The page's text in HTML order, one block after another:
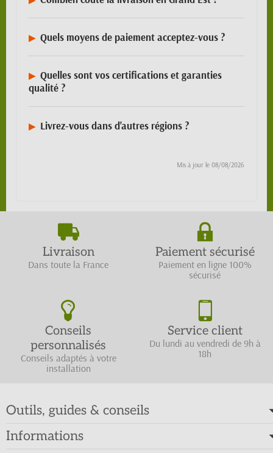
Quels moyens de paiement acceptez-vous ?
Quelles sont vos certifications et garanties
qualité ?
Livrez-vous dans d'autres régions ?
Mis à jour le 08/08/2026
Livraison
Dans toute la France
Paiement sécurisé
Paiement en ligne 100%
sécurisé
Conseils
personnalisés
Conseils adaptés à votre
installation
Service client
Du lundi au vendredi de 9h à
18h
Outils, guides & conseils
Informations